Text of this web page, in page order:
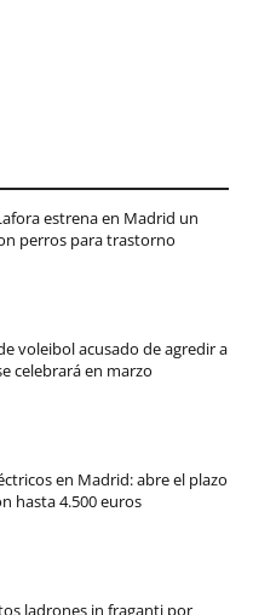
estrena en Madrid un
perros para trastorno
voleibol acusado de agredir a
celebrará en marzo
en Madrid: abre el plazo
hasta 4.500 euros
ladrones in fraganti por